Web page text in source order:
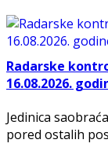
Radarske
16.08.2026.
Jedinica
pored ostalih